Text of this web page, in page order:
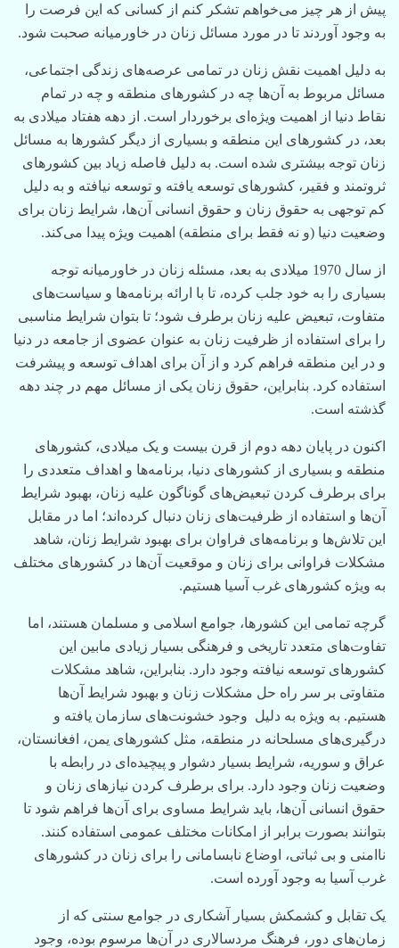
پیش از هر چیز می‌خواهم تشکر کنم از کسانی که این فرصت را
به وجود آوردند تا در مورد مسائل زنان در خاورمیانه صحبت شود.
به دلیل اهمیت نقش زنان در تمامی عرصه‌های زندگی اجتماعی،
مسائل مربوط به‌ آ‌ن‌ها چه در کشورهای منطقه و چه در تمام
نقاط دنیا از اهمیت ویژه‌ای برخوردار است. از دهه هفتاد میلادی به
بعد، در کشورهای این منطقه و بسیاری از دیگر کشورها به مسائل
زنان توجه بیشتری شده است. به دلیل فاصله زیاد بین کشورهای
ثروتمند و فقیر، کشورهای توسعه یافته و توسعه نیافته و‌ به دلیل
کم توجهی به حقوق زنان و حقوق انسانی‌ آ‌ن‌ها، شرایط زنان برای
وضعیت دنیا (و نه فقط برای منطقه) اهمیت ویژه پیدا می‌کند.
از سال 1970 میلادی به بعد، مسئله زنان در خاورمیانه توجه
بسیاری را به خود جلب کرده، تا با ارائه برنامه‌ها و سیاست‌های
متفاوت، تبعیض علیه زنان برطرف شود؛ تا بتوان شرایط مناسبی
را برای استفاده از ظرفیت زنان به عنوان عضوی از جامعه در دنیا
و در این منطقه فراهم کرد و از آن برای اهداف توسعه و پیشرفت
استفاده کرد. بنابراین، حقوق زنان یکی از مسائل مهم در چند دهه
گذشته است.
اکنون در پایان دهه دوم از قرن بیست و یک میلادی، کشورهای
منطقه و بسیاری از کشورهای دنیا، برنامه‌ها و اهداف متعددی را
برای برطرف کردن تبعیض‌های گوناگون علیه زنان، بهبود شرایط‌
آ‌ن‌ها و استفاده از ظرفیت‌های زنان دنبال کرده‌اند؛ اما در مقابل
این تلاش‌ها و برنامه‌های فراوان برای بهبود شرایط زنان، شاهد
مشکلات فراوانی برای زنان و موقعیت‌ آ‌ن‌ها در کشورهای مختلف
به ویژه کشورهای غرب آسیا هستیم.
گرچه تمامی این کشورها، جوامع اسلامی و مسلمان هستند، اما
تفاوت‌های متعدد تاریخی و فرهنگی بسیار زیادی مابین این
کشورهای توسعه نیافته وجود دارد. بنابراین، شاهد مشکلات
متفاوتی بر سر راه حل مشکلات زنان و بهبود شرایط‌ آ‌ن‌ها
هستیم.‌ به ویژه به دلیل وجود خشونت‌های سازمان یافته و
درگیری‌های مسلحانه در منطقه، مثل کشورهای یمن، افغانستان،
عراق و سوریه، شرایط بسیار دشوار و پیچیده‌ای در رابطه با
وضعیت زنان وجود دارد. برای برطرف کردن نیازهای زنان و
حقوق انسانی‌ آ‌ن‌ها، باید شرایط مساوی برای‌ آ‌ن‌ها فراهم شود تا
بتوانند بصورت برابر از امکانات مختلف عمومی استفاده کنند.
ناامنی و بی ثباتی، اوضاع نابسامانی را برای زنان در کشورهای
غرب آسیا به وجود آورده است.
یک تقابل و کشمکش بسیار آشکاری در جوامع سنتی که از
زمان‌های دور، فرهنگ مردسالاری در‌ آ‌ن‌ها مرسوم بوده، وجود